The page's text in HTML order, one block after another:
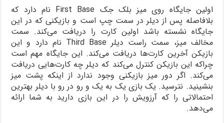
اولین جایگاه روی میز بلک جک First Base نام دارد که
بلافاصله پس از دیلر در سمت چپ است و بازیکنی که در این
جایگاه نشسته باشد اولین کارت را دریافت می‌کند. سمت
مخالف میز، سمت راست دیلر Third Base نام دارد و این
بازیکن آخرین کارت‌ها دریافت می‌کند. این جایگاه مهم است
چراکه این بازیکن کنترل می‌کند که دیلر چه کارت‌هایی دریافت
می‌کند. اگر دور میز بازیکنی وجود ندارد از اینکه پشت میز
بنشینید. نترسید. یک بازی یک به یک و رو در رو با دیلر بهترین
احتمالاتی را که آرزویش را در این بازی دارید به شما ارائه
می‌دهد.